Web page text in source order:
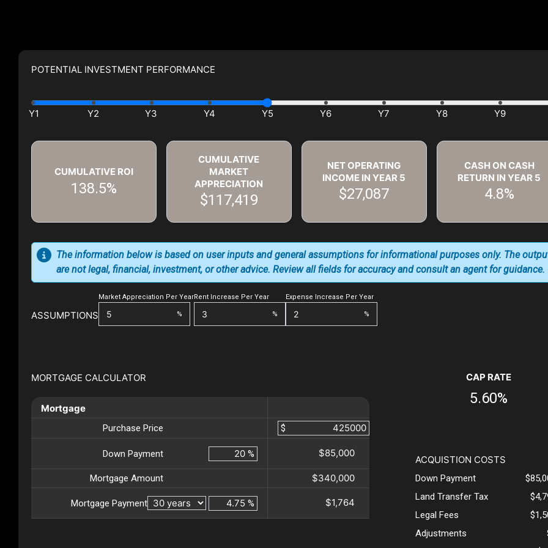
POTENTIAL INVESTMENT PERFORMANCE
CUMULATIVE ROI
138.5%
CUMULATIVE
MARKET
APPRECIATION
$117,419
NET OPERATING
INCOME IN YEAR 5
$27,087
CASH ON CASH
RETURN IN YEAR 5
4.8%
ASSUMPTIONS
Market Appreciation Per Year
%
Rent Increase Per Year
%
Expense Increase Per Year
%
The information below is based on user inputs and general assumptions for informational purposes only. The
are not legal, financial, investment, or other advice. Review all fields for accuracy and consult an agent for guidance.
MORTGAGE CALCULATOR
Mortgage
Purchase Price $
Down Payment % $85,000
Mortgage Amount $340,000
Mortgage Payment % $1,764
CAP RATE
5.60%
ACQUISTION COSTS
Down Payment
Land Transfer Tax
Legal Fees
Adjustments